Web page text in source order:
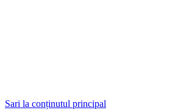
Sari la conținutul principal